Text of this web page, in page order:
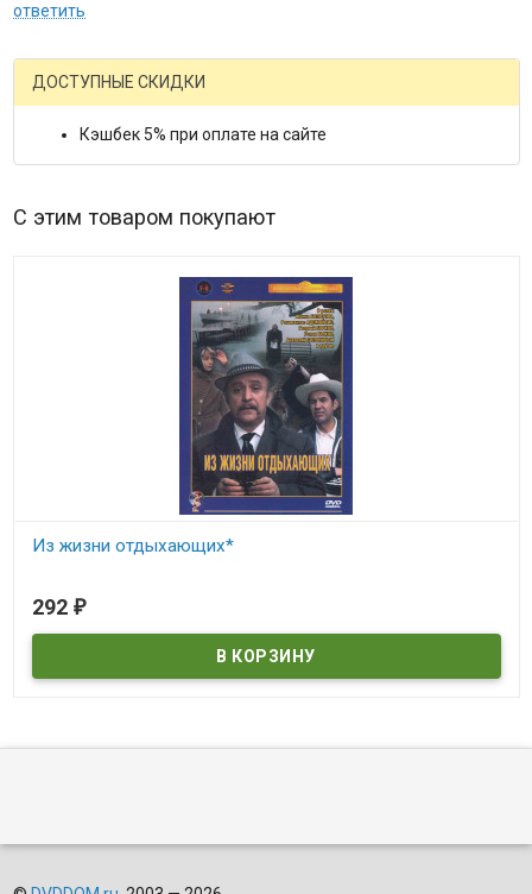
ответить
ДОСТУПНЫЕ СКИДКИ
Кэшбек 5% при оплате на сайте
С этим товаром покупают
Из жизни отдыхающих*
292 ₽